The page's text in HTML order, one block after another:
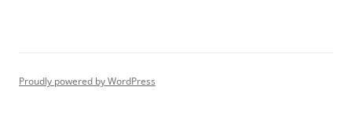
Proudly powered by WordPress